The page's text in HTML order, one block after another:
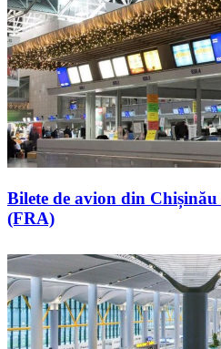
Bilete de avion din
(FRA)